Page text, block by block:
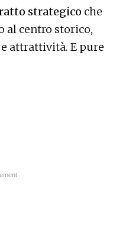
strategico che
al centro storico,
attrattività. E pure